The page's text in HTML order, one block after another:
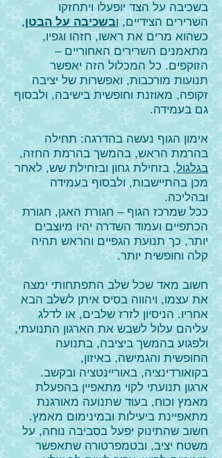
בשכיבה על הצד יופעלו ויתחזקו
השרירים הצידיים, ובשכיבה על הבטן,
כשהוא מרים את ראשו, חזהו וגפיו,
מתאמנים השרירים האחוריים –
הזוקפים. כל המכלול הזה יאפשר
תנועות מורכבות, ואפשרות של יציבה
זקופה, מאוזנת וחופשית בישיבה, ולבסוף
גם בעמידה.
אימון הגוף נעשה בהדרגה: תחילה
בהרמת הראש, בהמשך בהרמת החזה,
בגלגול, בזחילת גחון ובזחילת שש, לאחר
מכן בהתיישבות, ולבסוף בעמידה
ובהליכה.
ככל שמרכז הגוף – חגורת האגן, חגורת
הכתפיים ועמוד השדרה יהיו מיוצבים
יותר, כך תנועת הגפיים והראש תהיה
קלה וחופשית יותר.
חשוב מאד שכל שלב התפתחותי ימצה
את עצמו, ויהווה בסיס איתן לשלב הבא
אחריו. הניסיון לזרז שלבים, או לדלג
עליהם עלול לשבש את הארגון התנועתי,
ולפגוע בהמשך ביציבה, בתנועה
החופשית והגמישה, באיזון,
בקואורדינציה, באוריינטציה ובקשב.
ארגון תנועתי לקוי מתאפיין בהפעלת
מאמץ וכוח, בעוד שתנועה מאורגנת
מתאפיינת ביעילות ובמינימום מאמץ.
חשוב שהתינוק יפעל בסביבה נוחה, על
משטח יציב, ובטמפרטורה שתאפשר